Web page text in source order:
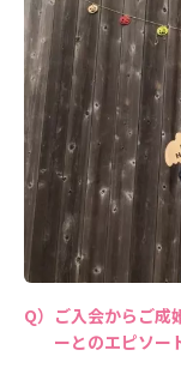
ご入会からご成
ーとのエピソー